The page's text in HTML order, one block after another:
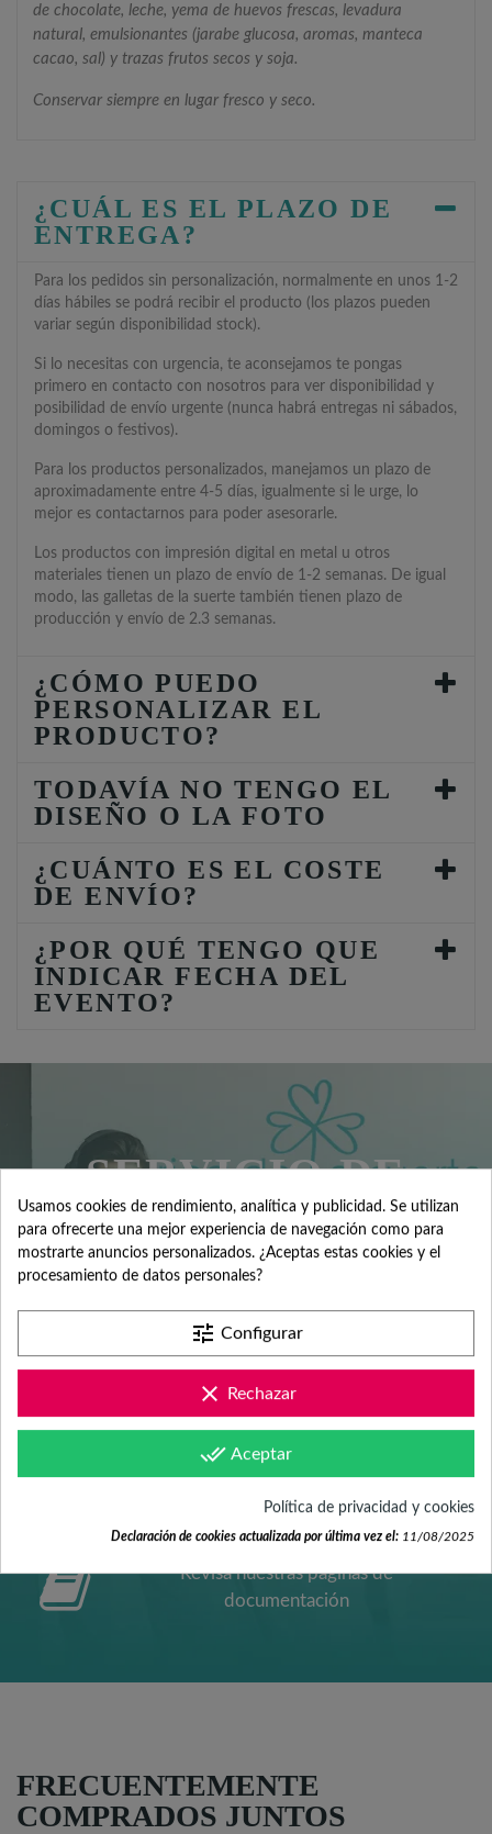
de chocolate, leche, yema de huevos frescas, levadura
natural, emulsionantes (jarabe glucosa, aromas, manteca
cacao, sal) y trazas frutos secos y soja.
Conservar siempre en lugar fresco y seco.
¿CUÁL ES EL PLAZO DE
ENTREGA?
Para los pedidos sin personalización, normalmente en unos 1-2
días hábiles se podrá recibir el producto (los plazos pueden
variar según disponibilidad stock).
Si lo necesitas con urgencia, te aconsejamos te pongas
primero en contacto con nosotros para ver disponibilidad y
posibilidad de envío urgente (nunca habrá entregas ni sábados,
domingos o festivos).
Para los productos personalizados, manejamos un plazo de
aproximadamente entre 4-5 días, igualmente si le urge, lo
mejor es contactarnos para poder asesorarle.
Los productos con impresión digital en metal u otros
materiales tienen un plazo de envío de 1-2 semanas. De igual
modo, las galletas de la suerte también tienen plazo de
producción y envío de 2.3 semanas.
¿CÓMO PUEDO
PERSONALIZAR EL
PRODUCTO?
TODAVÍA NO TENGO EL
DISEÑO O LA FOTO
¿CUÁNTO ES EL COSTE
DE ENVÍO?
¿POR QUÉ TENGO QUE
INDICAR FECHA DEL
EVENTO?
SERVICIO DE
ATENCIÓN AL
CLIENTE
Contacta con nosotros +34 965 731 401
Mándanos tus dudas a
hola@fabricadelasuerte.es
Revisa nuestras páginas de
documentación
FRECUENTEMENTE
COMPRADOS JUNTOS
Usamos cookies de rendimiento, analítica y publicidad. Se utilizan
para ofrecerte una mejor experiencia de navegación como para
mostrarte anuncios personalizados. ¿Aceptas estas cookies y el
procesamiento de datos personales?
tune Configurar
clear Rechazar
done_all Aceptar
Política de privacidad y cookies
Declaración de cookies actualizada por última vez el: 11/08/2025